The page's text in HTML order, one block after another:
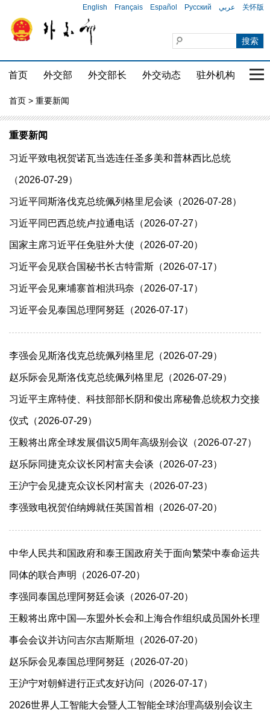
English Français Español Русский عربي 关怀版
首页 外交部 外交部长 外交动态 驻外机构 国
首页 > 重要新闻
重要新闻
习近平致电祝贺诺瓦当选连任圣多美和普林西比总统
（2026-07-29）
习近平同斯洛伐克总统佩列格里尼会谈（2026-07-28）
习近平同巴西总统卢拉通电话（2026-07-27）
国家主席习近平任免驻外大使（2026-07-20）
习近平会见联合国秘书长古特雷斯（2026-07-17）
习近平会见柬埔寨首相洪玛奈（2026-07-17）
习近平会见泰国总理阿努廷（2026-07-17）
李强会见斯洛伐克总统佩列格里尼（2026-07-29）
赵乐际会见斯洛伐克总统佩列格里尼（2026-07-29）
习近平主席特使、科技部部长阴和俊出席秘鲁总统权力交接
仪式（2026-07-29）
王毅将出席全球发展倡议5周年高级别会议（2026-07-27）
赵乐际同捷克众议长冈村富夫会谈（2026-07-23）
王沪宁会见捷克众议长冈村富夫（2026-07-23）
李强致电祝贺伯纳姆就任英国首相（2026-07-20）
中华人民共和国政府和泰王国政府关于面向繁荣中泰命运共
同体的联合声明（2026-07-20）
李强同泰国总理阿努廷会谈（2026-07-20）
王毅将出席中国—东盟外长会和上海合作组织成员国外长理
事会会议并访问吉尔吉斯斯坦（2026-07-20）
赵乐际会见泰国总理阿努廷（2026-07-20）
王沪宁对朝鲜进行正式友好访问（2026-07-17）
2026世界人工智能大会暨人工智能全球治理高级别会议主